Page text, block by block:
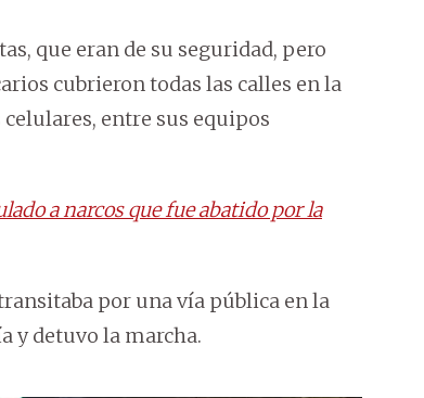
que eran de su seguridad, pero
cubrieron todas las calles en la
entre sus equipos
a narcos que fue abatido por la
por una vía pública en la
y detuvo la marcha.